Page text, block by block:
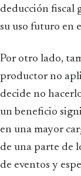
deducción fiscal
su uso futuro en
Por otro lado,
productor no
decide no
un beneficio
en una mayor
de una parte de
de eventos y